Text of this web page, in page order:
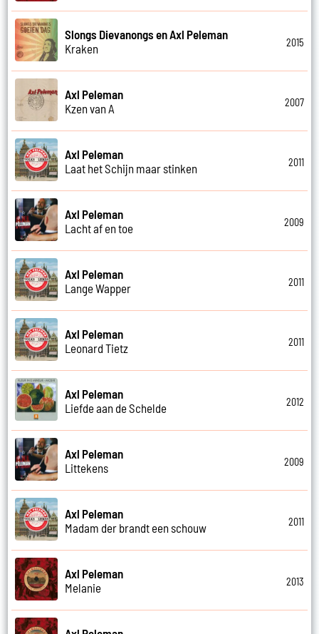
Slongs Dievanongs en Axl Peleman
Kraken
2015
Axl Peleman
Kzen van A
2007
Axl Peleman
Laat het Schijn maar stinken
2011
Axl Peleman
Lacht af en toe
2009
Axl Peleman
Lange Wapper
2011
Axl Peleman
Leonard Tietz
2011
Axl Peleman
Liefde aan de Schelde
2012
Axl Peleman
Littekens
2009
Axl Peleman
Madam der brandt een schouw
2011
Axl Peleman
Melanie
2013